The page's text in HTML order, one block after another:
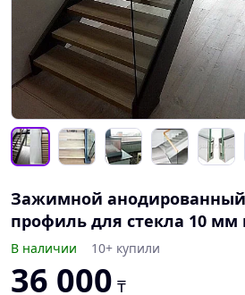
Зажимной анодированный
профиль для стекла 10 мм
В наличии
10+ купили
36 000 ₸